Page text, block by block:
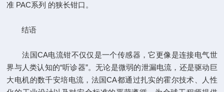
准 PAC系列 的狭长钳口。
结语
法国CA电流钳不仅仅是一个传感器，它更像是连接电气世
界与人类认知的“听诊器”。无论是微弱的泄漏电流，还是驱动巨
大电机的数千安培电流，法国CA都通过扎实的霍尔技术、人性